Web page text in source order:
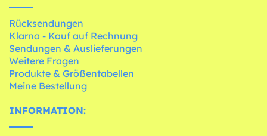
Rücksendungen
Klarna - Kauf auf Rechnung
Sendungen & Auslieferungen
Weitere Fragen
Produkte & Größentabellen
Meine Bestellung
INFORMATION: